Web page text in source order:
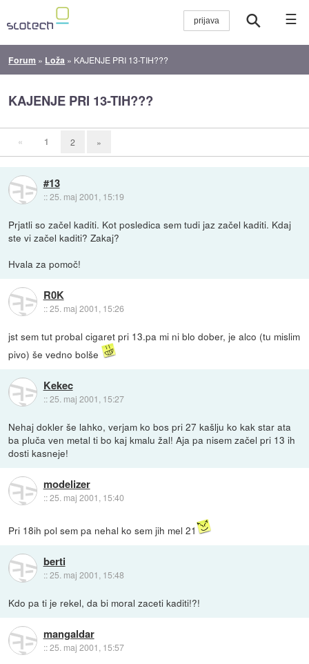
☰
Forum » Loža » KAJENJE PRI 13-TIH???
KAJENJE PRI 13-TIH???
« 1 2 »
#13
::25. maj 2001, 15:19
Prjatli so začel kaditi. Kot posledica sem tudi jaz začel kaditi. Kdaj
ste vi začel kaditi? Zakaj?
Hvala za pomoč!
R0K
::25. maj 2001, 15:26
jst sem tut probal cigaret pri 13.pa mi ni blo dober, je alco (tu mislim
pivo) še vedno bolše
Kekec
::25. maj 2001, 15:27
Nehaj dokler še lahko, verjam ko bos pri 27 kašlju ko kak star ata
ba pluča ven metal ti bo kaj kmalu žal! Aja pa nisem začel pri 13 ih
dosti kasneje!
modelizer
::25. maj 2001, 15:40
Pri 18ih pol sem pa nehal ko sem jih mel 21
berti
::25. maj 2001, 15:48
Kdo pa ti je rekel, da bi moral zaceti kaditi!?!
mangaldar
::25. maj 2001, 15:57